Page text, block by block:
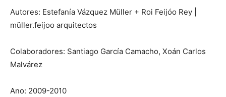
Autores: Estefanía Vázquez Müller + Roi Feijóo Rey |
müller.feijoo arquitectos
Colaboradores: Santiago García Camacho, Xoán Carlos
Malvárez
Ano: 2009-2010